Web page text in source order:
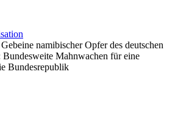
namibischer Opfer des deutschen
Mahnwachen für eine
Bundesrepublik